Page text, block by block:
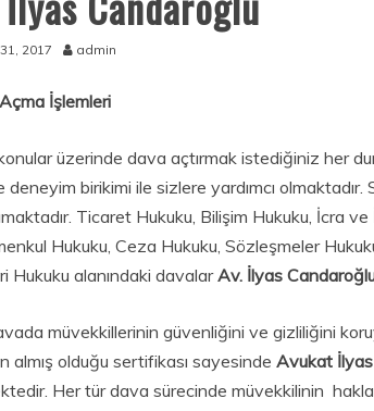
2017 admin
İşlemleri
üzerinde dava açtırmak istediğiniz her
deneyim birikimi ile sizlere yardımcı
Ticaret Hukuku, Bilişim Hukuku, İcra
Hukuku, Ceza Hukuku, Sözleşmeler
Hukuku alanındaki davalarAv. İlyas
müvekkillerinin güvenliğini ve gizliliğini
almış olduğu sertifikası sayesinde Avukat
Her tür dava sürecinde müvekkilinin